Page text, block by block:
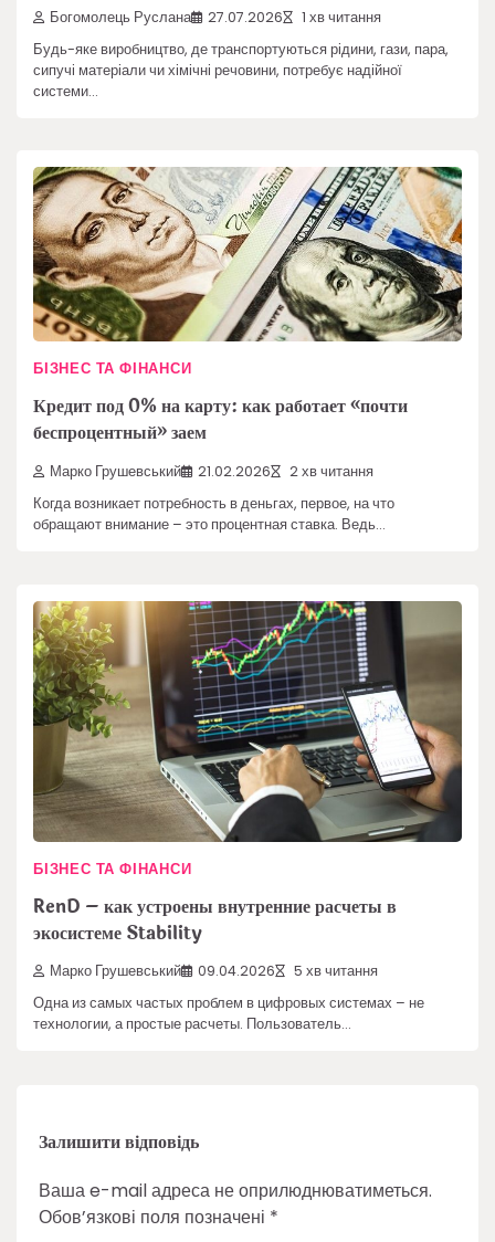
Богомолець Руслана 27.07.2026 1 хв читання
Будь-яке виробництво, де транспортуються рідини, гази, пара,
сипучі матеріали чи хімічні речовини, потребує надійної
системи…
БІЗНЕС ТА ФІНАНСИ
Кредит под 0% на карту: как работает «почти
беспроцентный» заем
Марко Грушевський 21.02.2026 2 хв читання
Когда возникает потребность в деньгах, первое, на что
обращают внимание – это процентная ставка. Ведь…
БІЗНЕС ТА ФІНАНСИ
RenD – как устроены внутренние расчеты в
экосистеме Stability
Марко Грушевський 09.04.2026 5 хв читання
Одна из самых частых проблем в цифровых системах – не
технологии, а простые расчеты. Пользователь…
Залишити відповідь
Ваша e-mail адреса не оприлюднюватиметься.
Обов’язкові поля позначені *